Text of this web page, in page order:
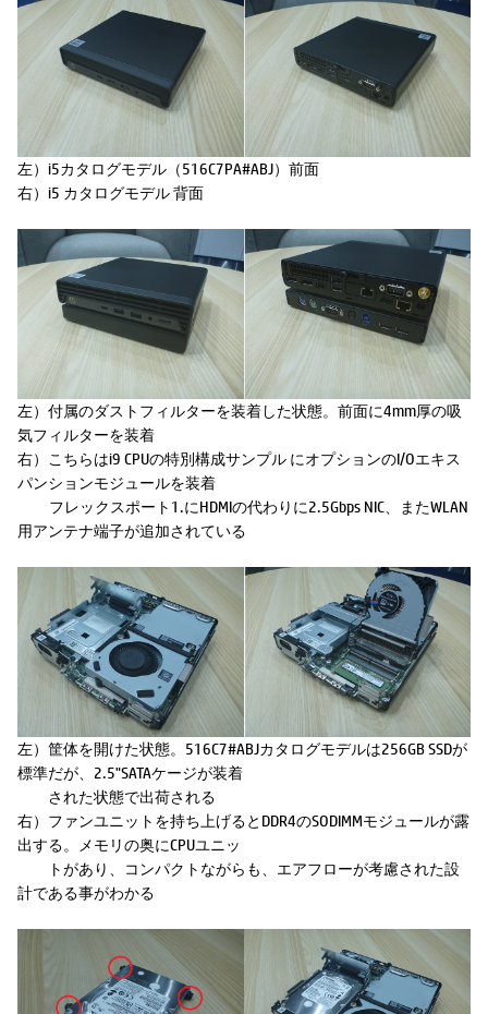
左）i5カタログモデル（516C7PA#ABJ）前面
右）i5 カタログモデル 背面
左）付属のダストフィルターを装着した状態。前面に4mm厚の吸
気フィルターを装着
右）こちらはi9 CPUの特別構成サンプル にオプションのI/Oエキス
パンションモジュールを装着
フレックスポート1.にHDMIの代わりに2.5Gbps NIC、またWLAN
用アンテナ端子が追加されている
左）筐体を開けた状態。516C7#ABJカタログモデルは256GB SSDが
標準だが、2.5"SATAケージが装着
された状態で出荷される
右）ファンユニットを持ち上げるとDDR4のSODIMMモジュールが露
出する。メモリの奥にCPUユニッ
トがあり、コンパクトながらも、エアフローが考慮された設
計である事がわかる